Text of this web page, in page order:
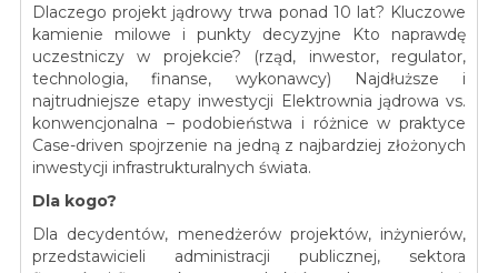
Dlaczego projekt jądrowy trwa ponad 10 lat? Kluczowe
kamienie milowe i punkty decyzyjne Kto naprawdę
uczestniczy w projekcie? (rząd, inwestor, regulator,
technologia, finanse, wykonawcy) Najdłuższe i
najtrudniejsze etapy inwestycji Elektrownia jądrowa vs.
konwencjonalna – podobieństwa i różnice w praktyce
Case-driven spojrzenie na jedną z najbardziej złożonych
inwestycji infrastrukturalnych świata.
Dla kogo?
Dla decydentów, menedżerów projektów, inżynierów,
przedstawicieli administracji publicznej, sektora